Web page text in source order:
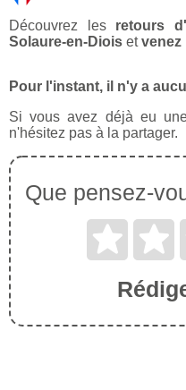
Découvrez les retours
Solaure-en-Diois etvenez
Pour l'instant, il n'y a
Si vous avez déjà eu
n'hésitez pas à la partager.
Que pensez-